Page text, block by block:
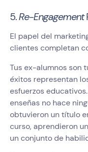
5.Re-Engagement
El papel del
clientes completan
Tus ex-alumnos son
éxitos representan
esfuerzos
enseñas no hace
obtuvieron un título
curso, aprendieron
un conjunto de